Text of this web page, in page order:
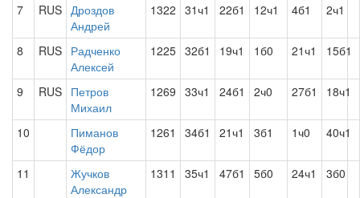
7 RUS Дроздов
Андрей
1322 31ч1 22б1 12ч1 4б1 2ч1
8 RUS Радченко
Алексей
1225 32б1 19ч1 1б0 21ч1 15б1
9 RUS Петров
Михаил
1269 33ч1 24б1 2ч0 27б1 18ч1
10
Пиманов
Фёдор
1261 34б1 21ч1 3б1 1ч0 40ч1
11
Жучков
Александр
1311 35ч1 47б1 5б0 24ч1 3б0